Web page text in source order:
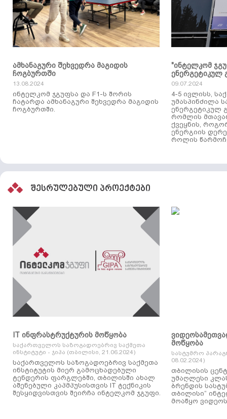
ამხანაგური შეხვედრა მაგიდის
ჩოგბურთში
13.08.2024
ინტელკომ ჯგუფსა და F1-ს შორის
ჩატარდა ამხანაგური შეხვედრა მაგიდის
ჩოგბურთში.
"ინტელკომ
ენერგეტიკულ
09.07.2024
4-5 ივლისს,
უმასპინძილა
ენერგეტიკულ
რომლის
ქვეყნის,
ენერგიის
როლის
შესრულებული პროექტები
IT ინფრასტრუქტურის მოწყობა
საქართველოს საზოგადოებრივ საქმეთა
ინსტიტუტი - ჯიპა (თბილისი, 21.06.2024)
საქართველოს საზოგადოებრივ საქმეთა
ინსტიტუტის მიერ გამოცხადებული
ტენდერის ფარგლებში, თბილისში ახალ
აშენებული კაპმპუსისთვის IT ტექნიკის
შესყიდვისთვის შეირჩა ინტელკომ ჯგუფი.
მოწყობა
სასტუმრო
08.02.2024)
თბილისის
უმაღლესი
ბრენდის
თბილისი“
მოაწყო